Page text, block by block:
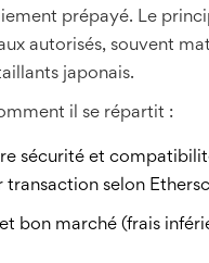
prépayé. Le
autorisés, souvent
japonais.
il se répartit :
sécurité et
transaction selon
bon marché (frais